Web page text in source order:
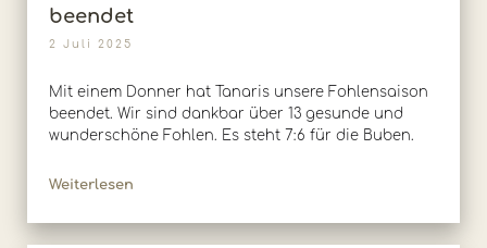
beendet
2 Juli 2025
Mit einem Donner hat Tanaris unsere Fohlensaison
beendet. Wir sind dankbar über 13 gesunde und
wunderschöne Fohlen. Es steht 7:6 für die Buben.
Weiterlesen